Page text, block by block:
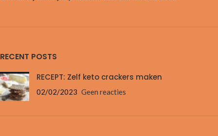
RECENT POSTS
RECEPT: Zelf keto crackers maken
02/02/2023 Geen reacties